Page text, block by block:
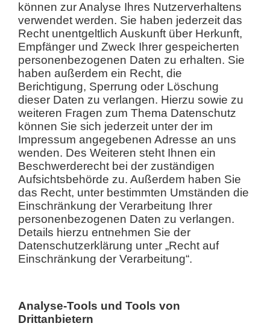
können zur Analyse Ihres Nutzerverhaltens
verwendet werden. Sie haben jederzeit das
Recht unentgeltlich Auskunft über Herkunft,
Empfänger und Zweck Ihrer gespeicherten
personenbezogenen Daten zu erhalten. Sie
haben außerdem ein Recht, die
Berichtigung, Sperrung oder Löschung
dieser Daten zu verlangen. Hierzu sowie zu
weiteren Fragen zum Thema Datenschutz
können Sie sich jederzeit unter der im
Impressum angegebenen Adresse an uns
wenden. Des Weiteren steht Ihnen ein
Beschwerderecht bei der zuständigen
Aufsichtsbehörde zu. Außerdem haben Sie
das Recht, unter bestimmten Umständen die
Einschränkung der Verarbeitung Ihrer
personenbezogenen Daten zu verlangen.
Details hierzu entnehmen Sie der
Datenschutzerklärung unter „Recht auf
Einschränkung der Verarbeitung“.
Analyse-Tools und Tools von
Drittanbietern